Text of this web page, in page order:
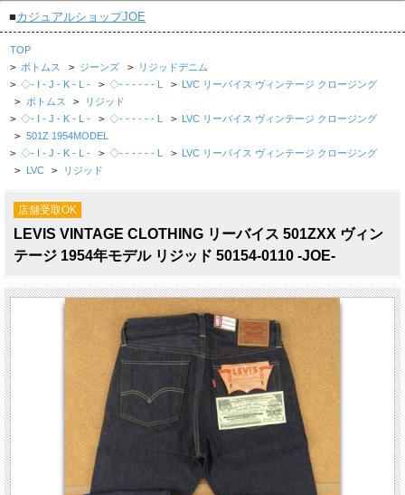
■カジュアルショップJOE
TOP
> ボトムス > ジーンズ > リジッドデニム
> ◇- I - J - K - L - > ◇- - - - - - L > LVC リーバイス ヴィンテージ クロージング
> ボトムス > リジッド
> ◇- I - J - K - L - > ◇- - - - - - L > LVC リーバイス ヴィンテージ クロージング
> 501Z 1954MODEL
> ◇- I - J - K - L - > ◇- - - - - - L > LVC リーバイス ヴィンテージ クロージング
> LVC > リジッド
店舗受取OK
LEVIS VINTAGE CLOTHING リーバイス 501ZXX ヴィン
テージ 1954年モデル リジッド 50154-0110 -JOE-